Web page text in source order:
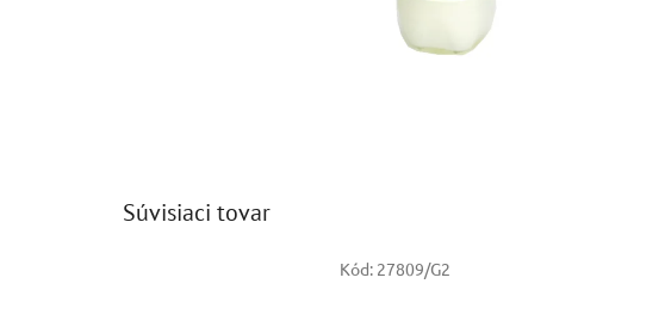
Súvisiaci tovar
Kód: 27809/G2